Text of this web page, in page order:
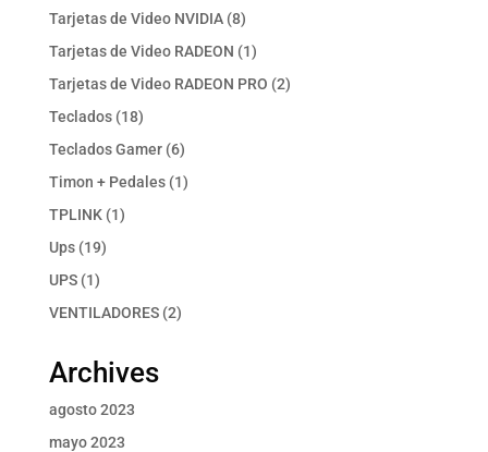
productos
Tarjetas de Video NVIDIA 88
productos
Tarjetas de Video RADEON 11
producto
Tarjetas de Video RADEON PRO 22
Teclados 1818
productos
Teclados Gamer 66
productos
Timon + Pedales 11
TPLINK 11
Ups 1919
UPS 11
producto
VENTILADORES 22
Archives
agosto 2023
mayo 2023